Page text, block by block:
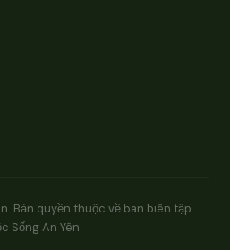
Bản quyền thuộc về ban biên tập.
Sống An Yên